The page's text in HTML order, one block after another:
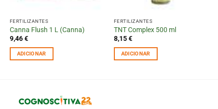
FERTILIZANTES
Canna Flush 1 L (Canna)
9,46€
ADICIONAR
FERTILIZANTES
TNT Complex 500 ml
8,15€
ADICIONAR